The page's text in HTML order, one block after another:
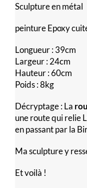
Sculpture en métal
peinture Epoxy
Longueur : 39cm
Largeur : 24cm
Hauteur : 60cm
Poids : 8kg
Décryptage : La
une route qui relie
en passant par la
Ma sculpture y
Et voilà !